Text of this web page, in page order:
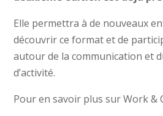
Elle permettra à de nouveaux
découvrir ce format et de
autour de la communication et
d’activité.
Pour en savoir plus sur Work &